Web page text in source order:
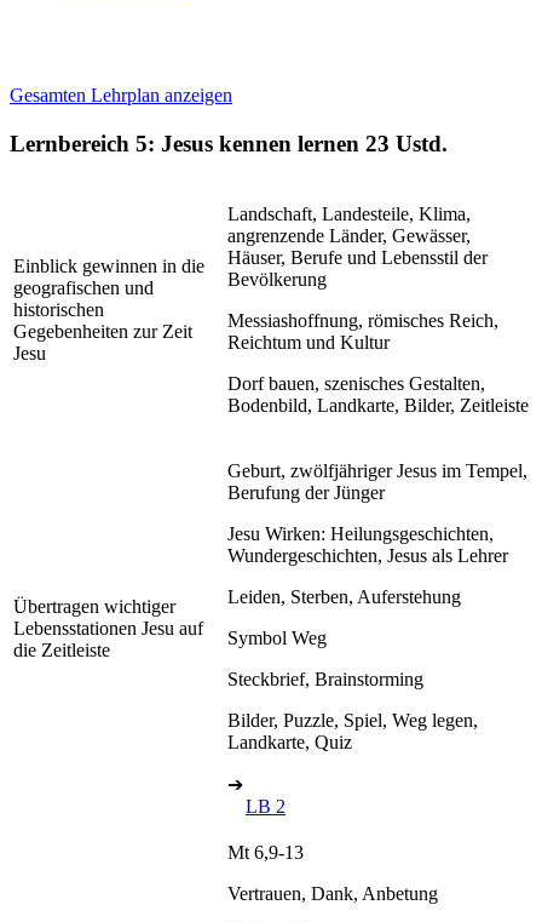
Gesamten Lehrplan anzeigen
Lernbereich 5: Jesus kennen lernen 23 Ustd.
Einblick gewinnen in die
geografischen und
historischen
Gegebenheiten zur Zeit
Jesu
Landschaft, Landesteile, Klima,
angrenzende Länder, Gewässer,
Häuser, Berufe und Lebensstil der
Bevölkerung
Messiashoffnung, römisches Reich,
Reichtum und Kultur
Dorf bauen, szenisches Gestalten,
Bodenbild, Landkarte, Bilder, Zeitleiste
Übertragen wichtiger
Lebensstationen Jesu auf
die Zeitleiste
Geburt, zwölfjähriger Jesus im Tempel,
Berufung der Jünger
Jesu Wirken: Heilungsgeschichten,
Wundergeschichten, Jesus als Lehrer
Leiden, Sterben, Auferstehung
Symbol Weg
Steckbrief, Brainstorming
Bilder, Puzzle, Spiel, Weg legen,
Landkarte, Quiz
➔
LB 2
Mt 6,9-13
Vertrauen, Dank, Anbetung